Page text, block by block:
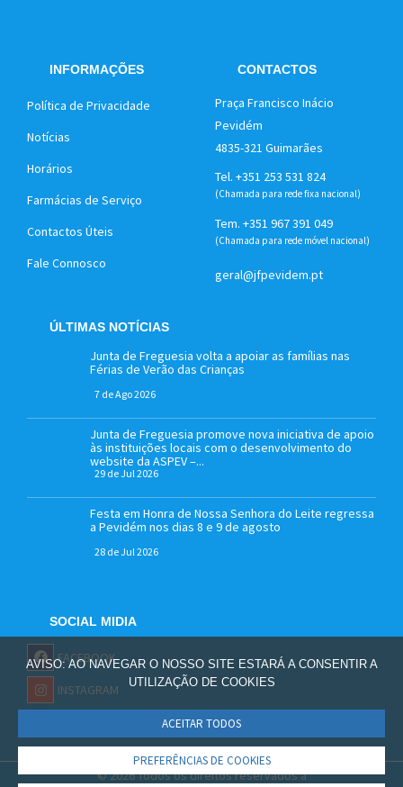
INFORMAÇÕES
Política de Privacidade
Notícias
Horários
Farmácias de Serviço
Contactos Úteis
Fale Connosco
CONTACTOS
Praça Francisco Inácio
Pevidém
4835-321 Guimarães
Tel. +351 253 531 824
(Chamada para rede fixa nacional)
Tem. +351 967 391 049
(Chamada para rede móvel nacional)
geral@jfpevidem.pt
ÚLTIMAS NOTÍCIAS
Junta de Freguesia volta a apoiar as famílias nas
Férias de Verão das Crianças
7 de Ago 2026
Junta de Freguesia promove nova iniciativa de apoio
às instituições locais com o desenvolvimento do
website da ASPEV –...
29 de Jul 2026
Festa em Honra de Nossa Senhora do Leite regressa
a Pevidém nos dias 8 e 9 de agosto
28 de Jul 2026
SOCIAL MIDIA
FACEBOOK
INSTAGRAM
© 2026 Todos os direitos reservados à
AVISO: AO NAVEGAR O NOSSO SITE ESTARÁ A CONSENTIR A
UTILIZAÇÃO DE COOKIES
ACEITAR TODOS
PREFERÊNCIAS DE COOKIES